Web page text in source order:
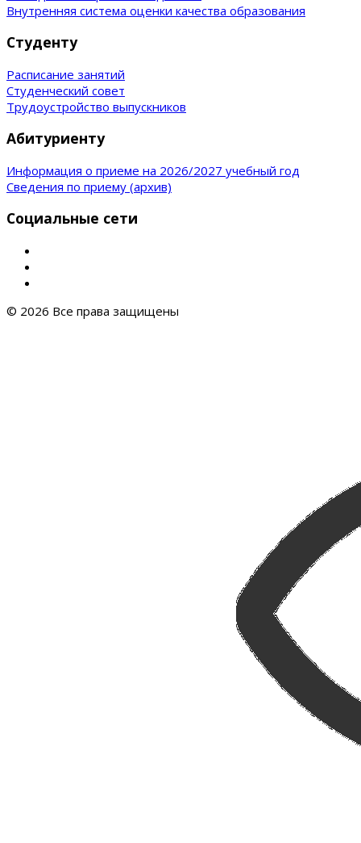
Внутренняя система оценки качества образования
Студенту
Расписание занятий
Студенческий совет
Трудоустройство выпускников
Абитуриенту
Информация о приеме на 2026/2027 учебный год
Сведения по приему (архив)
Социальные сети
© 2026 Все права защищены